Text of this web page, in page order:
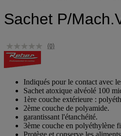
Sachet P/
(0)
Indiqués pour le contact avec
Sachet atoxique alvéolé 100
1ère couche extérieure :
2ème couche de polyamide.
garantissant l'étanchéité.
3ème couche en polyéthylène
Protège et conserve les